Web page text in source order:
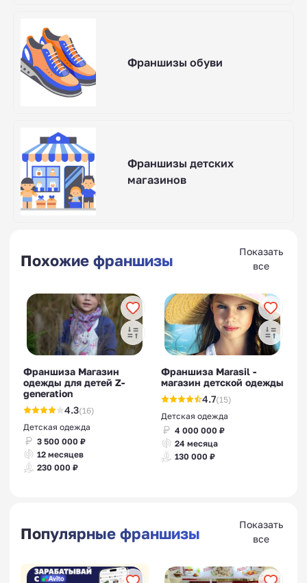
Франшизы обуви
Франшизы детских
магазинов
Похожие франшизы
Показать
все
Франшиза Магазин
одежды для детей Z-
generation
4.3(16)
Детская одежда
3 500 000 ₽
12 месяцев
230 000 ₽
Франшиза Marasil -
магазин детской одежды
4.7(15)
Детская одежда
4 000 000 ₽
24 месяца
130 000 ₽
Популярные франшизы
Показать
все